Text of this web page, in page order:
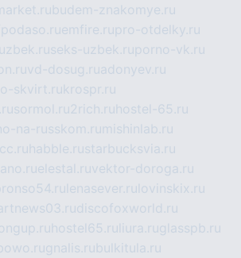
budem-znakomye.ru
emfire.rupro-otdelky.ru
seks-uzbek.ruporno-vk.ru
vd-dosug.ruadonyev.ru
skvirt.rukrospr.ru
sormol.ru2rich.ru hostel-65.ru
na-russkom.ru mishinlab.ru
habble.rustarbucksvia.ru
elestal.ruvektor-doroga.ru
lenasever.ru lovinskix.ru
discofoxworld.ru
hostel65.ru liura.ruglasspb.ru
gnalis.rubulkitula.ru